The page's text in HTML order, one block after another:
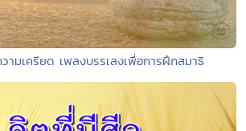
ามเครียด เพลงบรรเลงเพื่อการฝึกสมาธิ